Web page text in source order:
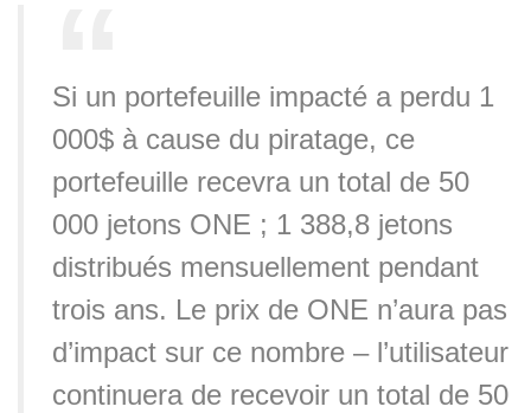
Si un portefeuille impacté a perdu 1
000$ à cause du piratage, ce
portefeuille recevra un total de 50
000 jetons ONE ; 1 388,8 jetons
distribués mensuellement pendant
trois ans. Le prix de ONE n’aura pas
d’impact sur ce nombre – l’utilisateur
continuera de recevoir un total de 50